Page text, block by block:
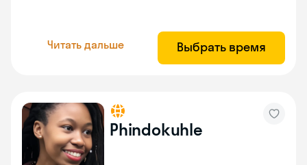
Читать дальше Выбрать время
Phindokuhle